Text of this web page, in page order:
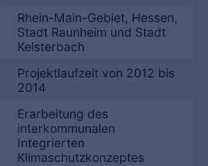
Rhein-Main-Gebiet, Hessen,
Stadt Raunheim und Stadt
Kelsterbach
Projektlaufzeit von 2012 bis
2014
Erarbeitung des
interkommunalen
Integrierten
Klimaschutzkonzeptes